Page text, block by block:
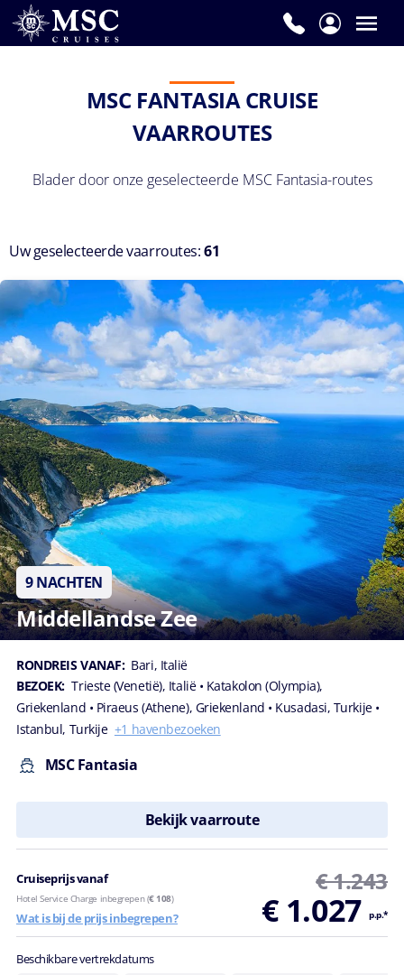
MSC FANTASIA CRUISE
VAARROUTES
Blader door onze geselecteerde MSC Fantasia-routes
Uw geselecteerde vaarroutes:61
9 NACHTEN
Middellandse Zee
RONDREIS VANAF: Bari, Italië
BEZOEK: Trieste (Venetië), Italië • Katakolon (Olympia),
Griekenland • Piraeus (Athene), Griekenland • Kusadasi, Turkije •
Istanbul, Turkije +1 havenbezoeken
MSC Fantasia
Bekijk vaarroute
Cruiseprijs vanaf € 1.243
€ 1.027 p.p.*
Hotel Service Charge inbegrepen (€ 108)
Wat is bij de prijs inbegrepen?
Beschikbare vertrekdatums